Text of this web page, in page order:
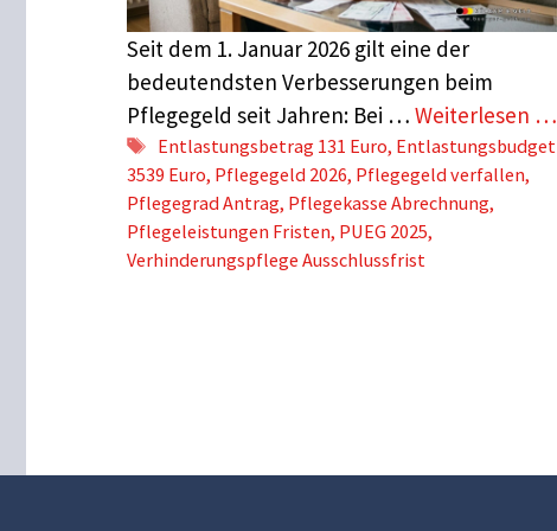
Seit dem 1. Januar 2026 gilt eine der
bedeutendsten Verbesserungen beim
Pflegegeld seit Jahren: Bei … Weiterlesen …
Schlagwörter
Entlastungsbetrag 131 Euro, Entlastungsbudget
3539 Euro, Pflegegeld 2026, Pflegegeld verfallen,
Pflegegrad Antrag, Pflegekasse Abrechnung,
Pflegeleistungen Fristen, PUEG 2025,
Verhinderungspflege Ausschlussfrist